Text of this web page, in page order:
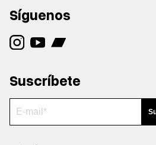
Síguenos
Suscríbete